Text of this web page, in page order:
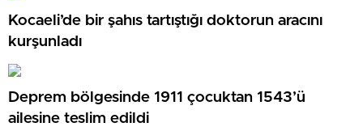
Kocaeli’de bir şahıs tartıştığı doktorun aracını
kurşunladı
Deprem bölgesinde 1911 çocuktan 1543’ü
ailesine teslim edildi